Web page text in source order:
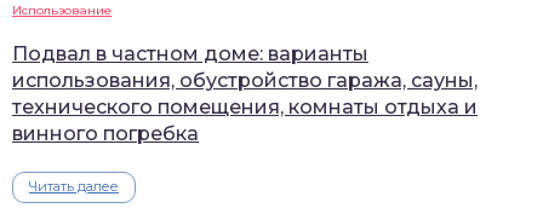
Использование
Подвал в частном доме: варианты
использования, обустройство гаража, сауны,
технического помещения, комнаты отдыха и
винного погребка
Читать далее